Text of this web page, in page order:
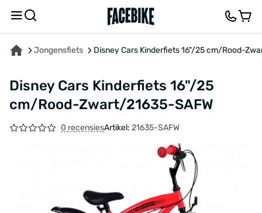
Jongensfiets Disney Cars Kinderfiets 16"/25 cm/Rood-
Disney Cars Kinderfiets 16"/25
cm/Rood-Zwart/21635-SAFW
0 recensiesArtikel: 21635-SAFW
OVER HET PRODUCT KENMERKENFEEDBACK EN VRAGEN